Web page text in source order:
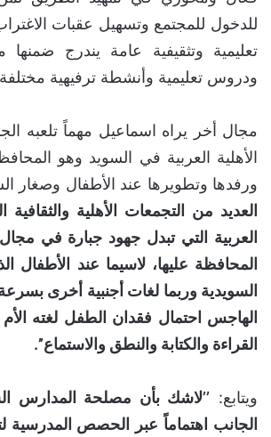
للدخول للمجتمع وتسهيل عقبات
تعليمية وتثقيفية عامة يندرج
ودروس تعليمية وأنشطة ترفيهية
مجال أخر يراه اسماعيل مهماً تلعبه
الأهلية العربية في السويد وهو
ورفدها وتطويرها عند الأطفال وصغار
العديد من التجمعات الأهلية والثقافية
العربية التي تبدل جهود جبارة في مجال
المحافظة عليها، لاسيما عند الأطفال
السويدية وربما لغات أجنبية أخرى بسرعة
الهاجس احتمال فقدان الطفل لغته
القراءة والكتابة والنطق والاستماع’’.
ويتابع: ’’لاشك بأن مصلحة المدارس
الجانب اهتماماً عبر الحصص المدرسية